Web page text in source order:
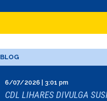
BLOG
6/07/2026 | 3:01 pm
CDL LIHARES DIVULGA